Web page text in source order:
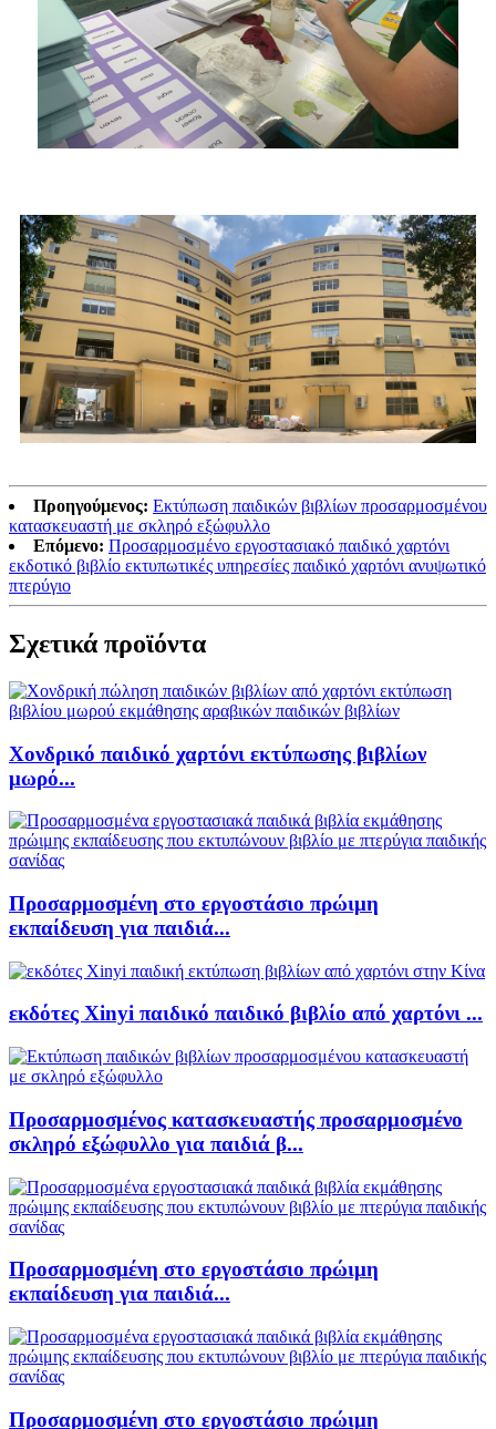
Προηγούμενος: Εκτύπωση παιδικών βιβλίων προσαρμοσμένου
κατασκευαστή με σκληρό εξώφυλλο
Επόμενο: Προσαρμοσμένο εργοστασιακό παιδικό χαρτόνι
εκδοτικό βιβλίο εκτυπωτικές υπηρεσίες παιδικό χαρτόνι ανυψωτικό
πτερύγιο
Σχετικά προϊόντα
Χονδρικό παιδικό χαρτόνι εκτύπωσης βιβλίων
μωρό...
Προσαρμοσμένη στο εργοστάσιο πρώιμη
εκπαίδευση για παιδιά...
εκδότες Xinyi παιδικό παιδικό βιβλίο από χαρτόνι ...
Προσαρμοσμένος κατασκευαστής προσαρμοσμένο
σκληρό εξώφυλλο για παιδιά β...
Προσαρμοσμένη στο εργοστάσιο πρώιμη
εκπαίδευση για παιδιά...
Προσαρμοσμένη στο εργοστάσιο πρώιμη